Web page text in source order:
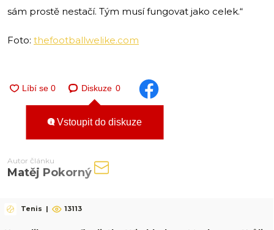
sám prostě nestačí. Tým musí fungovat jako celek.“
Foto: thefootballwelike.com
Diskuze 0
Vstoupit do diskuze
Autor článku
Matěj Pokorný
Tenis | 13113